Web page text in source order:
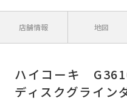
店舗情報 地図
ハイコーキ
ディスクグライン